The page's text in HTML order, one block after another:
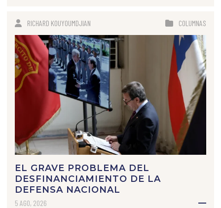
RICHARD KOUYOUMDJIAN COLUMNAS
EL GRAVE PROBLEMA DEL
DESFINANCIAMIENTO DE LA
DEFENSA NACIONAL
5 AGO, 2026